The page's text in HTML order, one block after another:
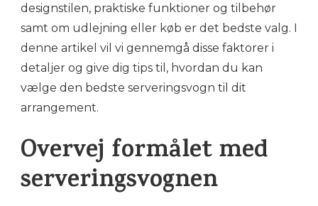
designstilen, praktiske funktioner og tilbehør
samt om udlejning eller køb er det bedste valg. I
denne artikel vil vi gennemgå disse faktorer i
detaljer og give dig tips til, hvordan du kan
vælge den bedste serveringsvogn til dit
arrangement.
Overvej formålet med
serveringsvognen